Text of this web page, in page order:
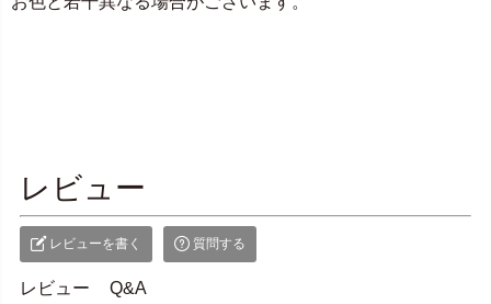
レビュー
レビューを書く 質問する
レビュー Q&A